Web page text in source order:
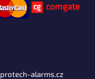
protech-alarms.cz